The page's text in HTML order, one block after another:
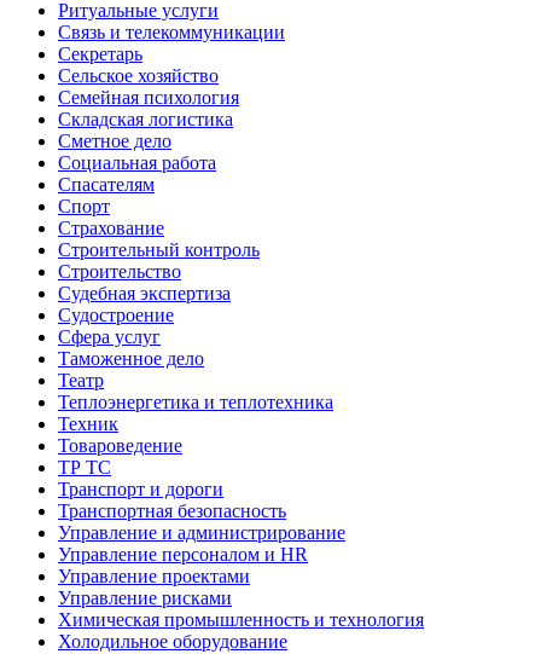
Ритуальные услуги
Связь и телекоммуникации
Секретарь
Сельское хозяйство
Семейная психология
Складская логистика
Сметное дело
Социальная работа
Спасателям
Спорт
Страхование
Строительный контроль
Строительство
Судебная экспертиза
Судостроение
Сфера услуг
Таможенное дело
Театр
Теплоэнергетика и теплотехника
Техник
Товароведение
ТР ТС
Транспорт и дороги
Транспортная безопасность
Управление и администрирование
Управление персоналом и HR
Управление проектами
Управление рисками
Химическая промышленность и технология
Холодильное оборудование